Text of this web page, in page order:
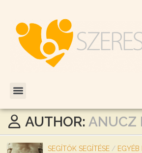
AUTHOR: ANUCZ
SEGÍTŐK SEGÍTÉSE / EGYÉB